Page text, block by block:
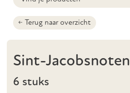
Terug naar overzicht
Sint-Jacobsnoten
6 stuks